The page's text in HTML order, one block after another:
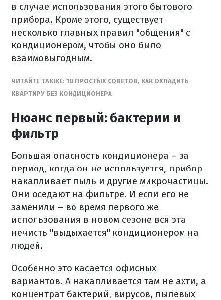
в случае использования этого бытового
прибора. Кроме этого, существует
несколько главных правил "общения" с
кондиционером, чтобы оно было
взаимовыгодным.
ЧИТАЙТЕ ТАКЖЕ: 10 ПРОСТЫХ СОВЕТОВ, КАК ОХЛАДИТЬ
КВАРТИРУ БЕЗ КОНДИЦИОНЕРА
Нюанс первый: бактерии и
фильтр
Большая опасность кондиционера – за
период, когда он не используется, прибор
накапливает пыль и другие микрочастицы.
Они оседают на фильтре. И если его не
заменили – во время первого же
использования в новом сезоне вся эта
нечисть "выдыхается" кондиционером на
людей.
Особенно это касается офисных
вариантов. А накапливается там не ахти, а
концентрат бактерий, вирусов, пылевых